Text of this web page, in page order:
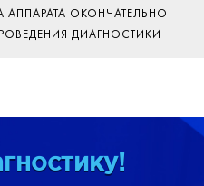
4
ОКОНЧАТЕЛЬНО
ДИАГНОСТИКИ